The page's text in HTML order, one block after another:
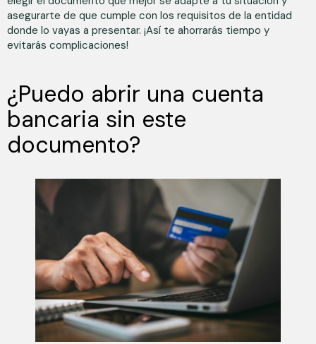
asegurarte de que cumple con los requisitos de la entidad
donde lo vayas a presentar. ¡Así te ahorrarás tiempo y
evitarás complicaciones!
¿Puedo abrir una cuenta
bancaria sin este
documento?